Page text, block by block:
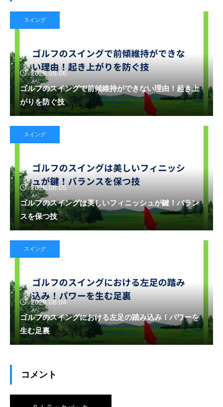
スイング
2026.08.06
ゴルフのスイングで前傾維持ができない理由！起き上
がりを防ぐ技
スイング
2026.08.05
ゴルフのスイングは美しいフィニッシュが鍵！バラン
スを保つ技
スイング
2026.08.04
ゴルフのスイングにおける左足の踏み込み！パワーを
生む足裏
コメント